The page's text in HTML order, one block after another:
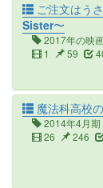
ご注文はう
Sister〜
2017年の映
1
59
魔法科高校
2014年4月期
26
246